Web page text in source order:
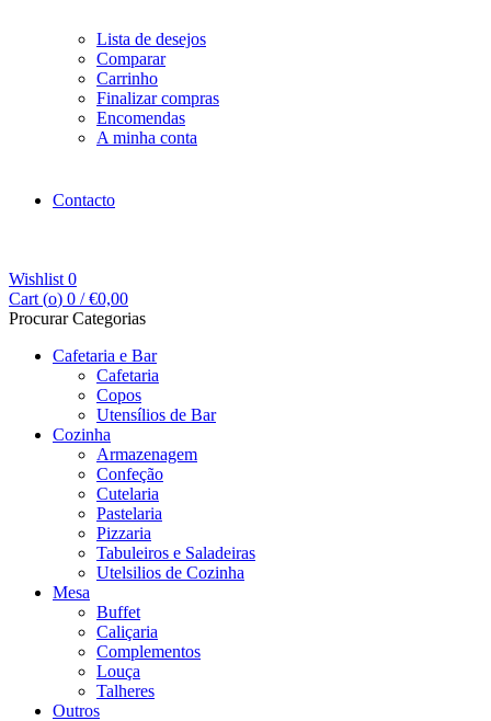
Lista de desejos
Comparar
Carrinho
Finalizar compras
Encomendas
A minha conta
Contacto
Wishlist 0
Cart (o) 0 / €0,00
Procurar Categorias
Cafetaria e Bar
Cafetaria
Copos
Utensílios de Bar
Cozinha
Armazenagem
Confeção
Cutelaria
Pastelaria
Pizzaria
Tabuleiros e Saladeiras
Utelsilios de Cozinha
Mesa
Buffet
Caliçaria
Complementos
Louça
Talheres
Outros